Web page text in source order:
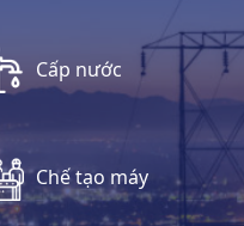
Cấp nước
Chế tạo máy